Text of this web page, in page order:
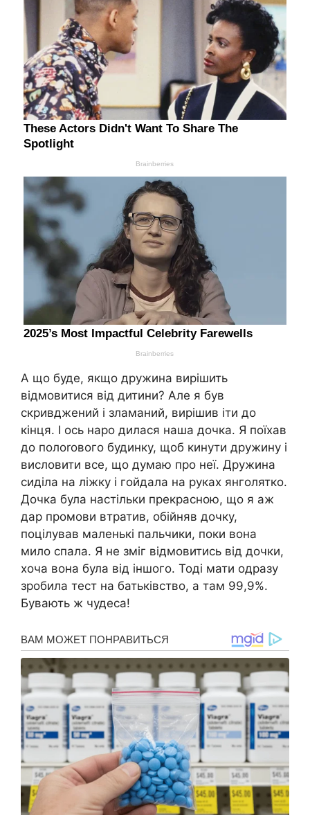
А що буде, якщо дружина вирішить
відмовитися від дитини? Але я був
скривджений і зламаний, вирішив іти до
кінця. І ось наро дилася наша дочка. Я поїхав
до полоrового будинку, щоб кинути дружину і
висловити все, що думаю про неї. Дружина
сиділа на ліжку і гойдала на руках янголятко.
Дочка була настільки прекрасною, що я аж
дар промови втратив, обійняв дочку,
поцілував маленькі пальчики, поки вона
мило спала. Я не зміг відмовитись від дочки,
хоча вона була від іншого. Тоді мати одразу
зробила тест на батьківство, а там 99,9%.
Бувають ж чудеса!